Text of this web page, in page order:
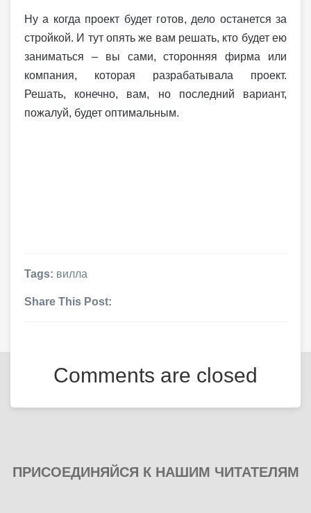
Ну а когда проект будет готов, дело останется за
стройкой. И тут опять же вам решать, кто будет ею
заниматься – вы сами, сторонняя фирма или
компания, которая разрабатывала проект.
Решать, конечно, вам, но последний вариант,
пожалуй, будет оптимальным.
Tags: вилла
Share This Post:
Comments are closed
ПРИСОЕДИНЯЙСЯ К НАШИМ ЧИТАТЕЛЯМ